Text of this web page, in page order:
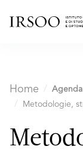
Home
Agenda
Metodologie,